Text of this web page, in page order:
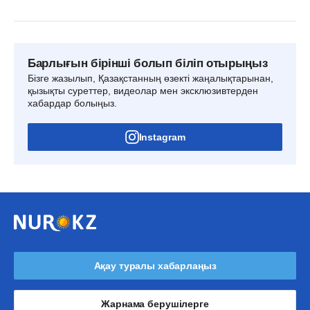
Барлығын бірінші болып біліп отырыңыз
Бізге жазылып, Қазақстанның өзекті жаңалықтарынан,
қызықты суреттер, видеолар мен эксклюзивтерден
хабардар болыңыз.
Instagram
Ақау туралы хабарлаңыз
Жарнама берушілерге